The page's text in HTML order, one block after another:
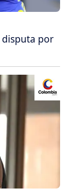
disputa por